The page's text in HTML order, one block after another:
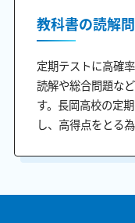
教科書の読解
定期テストに高確
読解や総合問題な
す。長岡高校の定
し、高得点をとる